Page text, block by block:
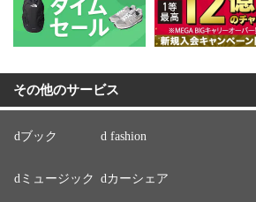
その他のサービス
dブック d fashion
dミュージック dカーシェア